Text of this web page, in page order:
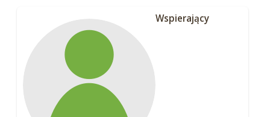
Wspierający